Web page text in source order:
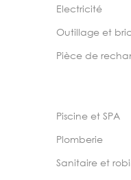
Electricité
Outillage et
Pièce de
Piscine et SPA
Plomberie
Sanitaire et